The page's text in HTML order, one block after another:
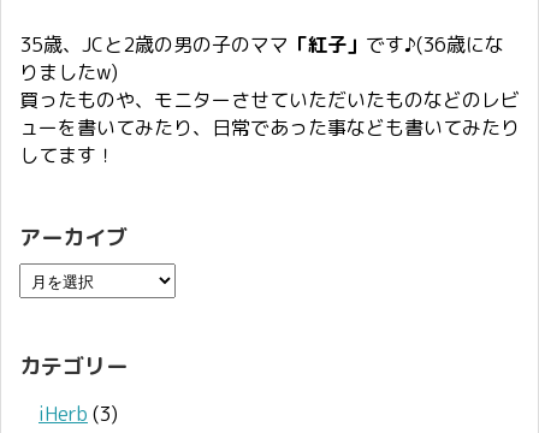
35歳、JCと2歳の男の子のママ 「紅子」 です♪(36歳にな
りましたw)
買ったものや、モニターさせていただいたものなどのレビ
ューを書いてみたり、日常であった事なども書いてみたり
してます！
アーカイブ
カテゴリー
iHerb (3)